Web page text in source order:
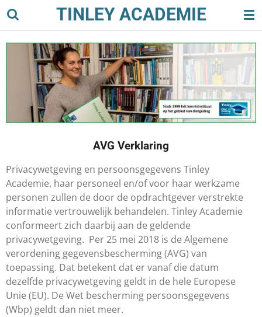
Ga
hoofdinhoud
TINLEY ACADEMIE
AVG Verklaring
Privacywetgeving en persoonsgegevens Tinley
Academie, haar personeel en/of voor haar werkzame
personen zullen de door de opdrachtgever verstrekte
informatie vertrouwelijk behandelen. Tinley Academie
conformeert zich daarbij aan de geldende
privacywetgeving. ​ ​Per 25 mei 2018 is de Algemene
verordening gegevensbescherming (AVG) van
toepassing. Dat betekent dat er vanaf die datum
dezelfde privacywetgeving geldt in de hele Europese
Unie (EU). De Wet bescherming persoonsgegevens
(Wbp) geldt dan niet meer.